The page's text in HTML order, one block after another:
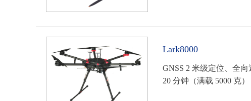
Lark8000
GNSS 2 米级定位、全
20 分钟（满载 5000 克）